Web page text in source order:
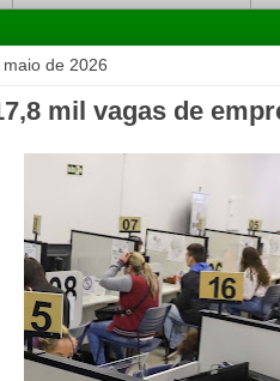
de 2026
mil vagas de